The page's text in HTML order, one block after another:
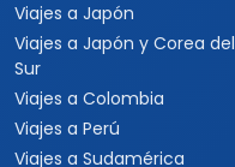
Viajes a Japón
Viajes a Japón y Corea del
Sur
Viajes a Colombia
Viajes a Perú
Viajes a Sudamérica